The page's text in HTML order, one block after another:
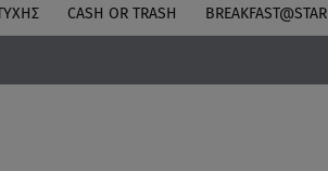
CASH OR TRASH BREAKFAST@STAR